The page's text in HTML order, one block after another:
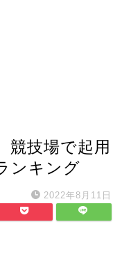
競技場で起用
ンキング
2022年8月11日